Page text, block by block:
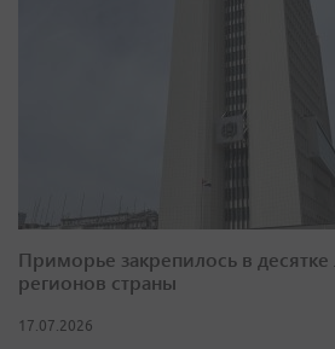
Приморье закрепилось в
регионов страны
17.07.2026